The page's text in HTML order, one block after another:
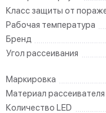
Класс защиты от
Рабочая температура
Бренд
Угол рассеивания
Маркировка
Материал рассеивателя
Количество LED